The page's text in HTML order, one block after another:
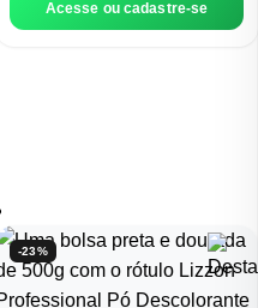
Express de20 Vol. Fios perfeitamente
claros, saudáveis e radiantes em um
Acesse ou cadastre-se
-23%